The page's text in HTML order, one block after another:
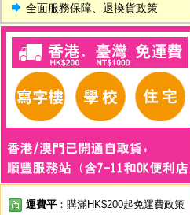
全面服務保障、退換貨政策
運費平 ：購滿HK$200起免運費政策